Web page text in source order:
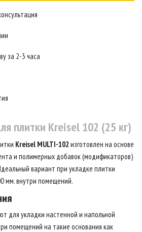
за 2-3 часа
плитки Kreisel 102 (25 кг)
Kreisel MULTI-102 изготовлен на основе
и полимерных добавок (модификаторов)
вариант при укладке плитки
мм. внутри помещений.
для укладки настенной и напольной
помещений на такие основания как